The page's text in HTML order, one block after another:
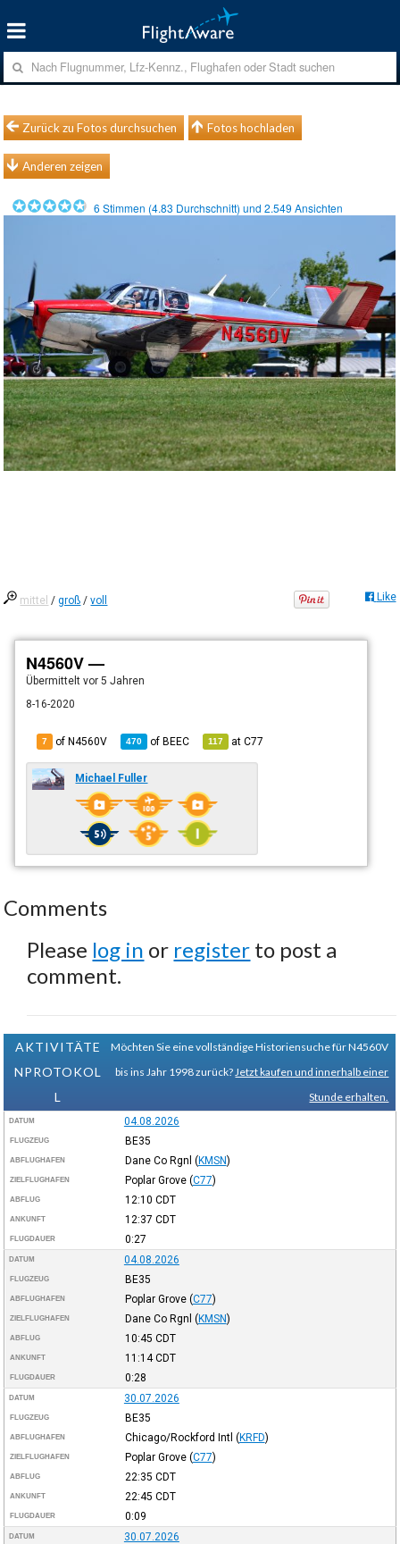
Zurück zu Fotos durchsuchen Fotos hochladen
Anderen zeigen
6 Stimmen (4.83 Durchschnitt) und2.549 Ansichten
mittel /groß /voll Like
N4560V —
Übermitteltvor 5 Jahren
8-16-2020
7 of N4560V 470 ofBEEC 117 atC77
Michael Fuller
Comments
Please log in or register to post a
comment.
AKTIVITÄTE
NPROTOKOL
L
Möchten Sie eine vollständige Historiensuche für N4560V
bis ins Jahr 1998 zurück? Jetzt kaufen und innerhalb einer
Stunde erhalten.
DATUM 04.08.2026
FLUGZEUG BE35
ABFLUGHAFEN Dane Co Rgnl (KMSN)
ZIELFLUGHAFEN Poplar Grove (C77)
ABFLUG 12:10 CDT
ANKUNFT 12:37 CDT
FLUGDAUER 0:27
DATUM 04.08.2026
FLUGZEUG BE35
ABFLUGHAFEN Poplar Grove (C77)
ZIELFLUGHAFEN Dane Co Rgnl (KMSN)
ABFLUG 10:45 CDT
ANKUNFT 11:14CDT
FLUGDAUER 0:28
DATUM 30.07.2026
FLUGZEUG BE35
ABFLUGHAFEN Chicago/Rockford Intl (KRFD)
ZIELFLUGHAFEN Poplar Grove (C77)
ABFLUG 22:35 CDT
ANKUNFT 22:45 CDT
FLUGDAUER 0:09
DATUM 30.07.2026